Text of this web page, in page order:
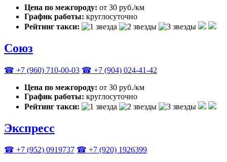
Цена по межгороду: от 30 руб./км
График работы: круглосуточно
Рейтинг такси:
Союз
☎ +7 (960) 710-00-03 ☎ +7 (904) 024-41-42
Цена по межгороду: от 30 руб./км
График работы: круглосуточно
Рейтинг такси:
Экспресс
☎ +7 (952) 0919737 ☎ +7 (920) 1926399